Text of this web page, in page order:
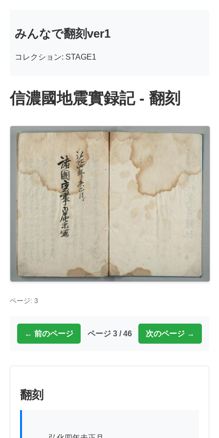
みんなで翻刻ver1
コレクション: STAGE1
信濃國地震實録記 - 翻刻
ページ: 3
← 前のページ ページ 3 / 46 次のページ →
翻刻